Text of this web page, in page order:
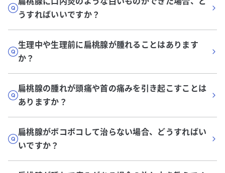
うすればいいですか？
生理中や生理前に扁桃腺が腫れることはあります
か？
扁桃腺の腫れが頭痛や首の痛みを引き起こすことは
ありますか？
扁桃腺がボコボコして治らない場合、どうすればい
いですか？